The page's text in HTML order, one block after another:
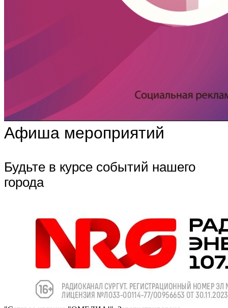
Афиша мероприятий
Будьте в курсе событий нашего
города